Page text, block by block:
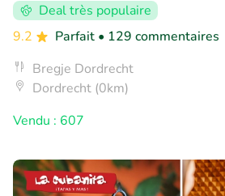
Deal très populaire
9.2
Parfait • 129 commentaires
Bregje Dordrecht
Dordrecht (0km)
Vendu : 607